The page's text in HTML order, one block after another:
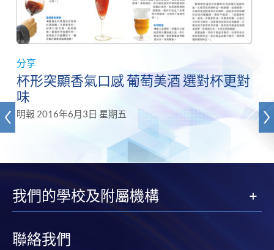
分享
杯形突顯香氣口感 葡萄美酒 選對杯更對
味
明報 2016年6月3日 星期五
我們的學校及附屬機構
聯絡我們